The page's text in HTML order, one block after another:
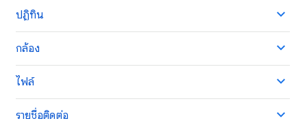
ปฏิทิน
กล้อง
ไฟล์
รายชื่อติดต่อ